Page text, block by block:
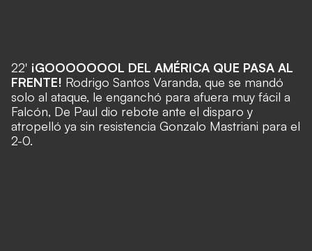
22' ¡GOOOOOOOL DEL AMÉRICA QUE PASA AL
FRENTE! Rodrigo Santos Varanda, que se mandó
solo al ataque, le enganchó para afuera muy fácil a
Falcón, De Paul dio rebote ante el disparo y
atropelló ya sin resistencia Gonzalo Mastriani para el
2-0.